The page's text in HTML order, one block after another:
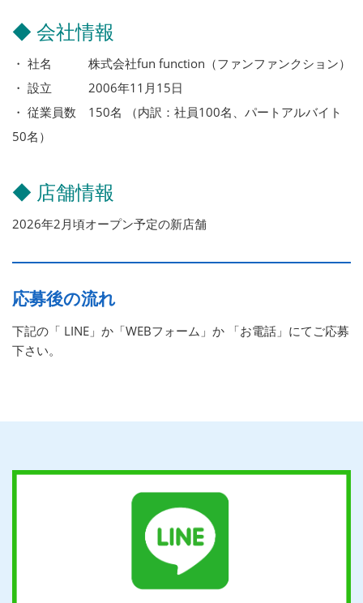
◆ 会社情報
・ 社名 株式会社fun function（ファンファンクション）
・ 設立 2006年11月15日
・ 従業員数 150名 （内訳：社員100名、パートアルバイト
50名）
◆ 店舗情報
2026年2月頃オープン予定の新店舗
応募後の流れ
下記の「 LINE」か「WEBフォーム」か 「お電話」にてご応募
下さい。